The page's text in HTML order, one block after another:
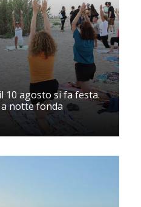
10 agosto si fa festa.
notte fonda